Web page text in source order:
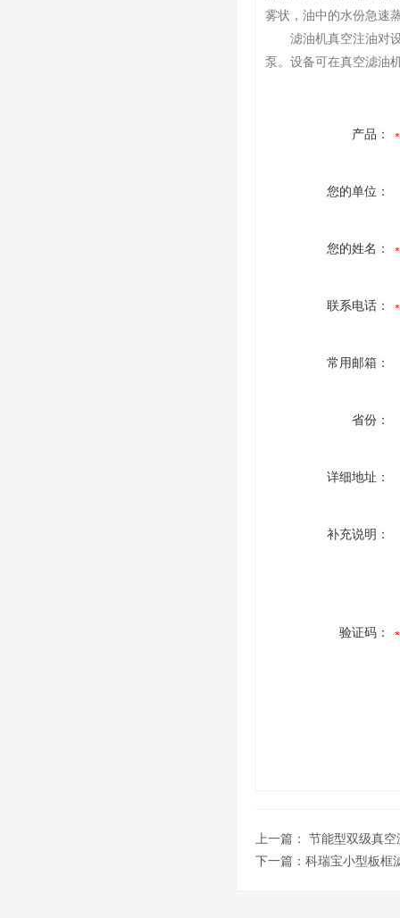
雾状，油中的水份急速
滤油机真空注油对设
泵。设备可在真空滤油
产品：
您的单位：
您的姓名：
联系电话：
常用邮箱：
省份：
详细地址：
补充说明：
验证码：
上一篇： 节能型双级真空
下一篇： 科瑞宝小型板框